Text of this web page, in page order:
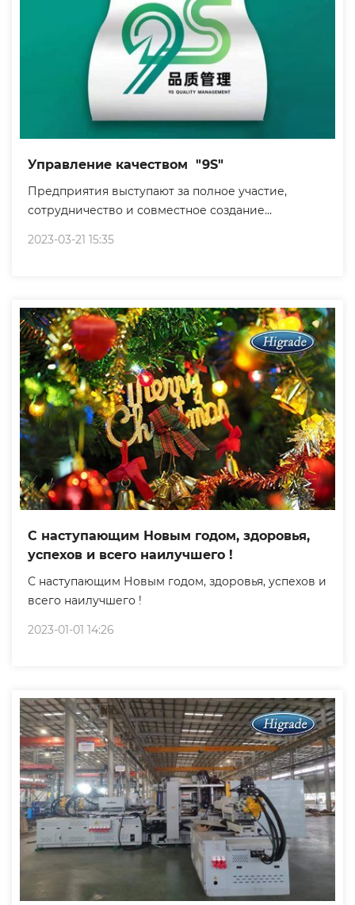
Управление качеством "9S"
Предприятия выступают за полное участие,
сотрудничество и совместное создание
среды.
2023-03-21 15:35
С наступающим Новым годом, здоровья,
успехов и всего наилучшего !
С наступающим Новым годом, здоровья, успехов и
всего наилучшего !
2023-01-01 14:26